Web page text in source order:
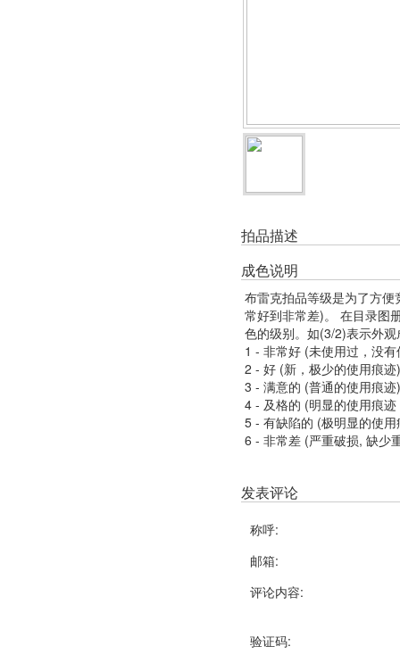
拍品描述
成色说明
布雷克拍品等级是为了方
常好到非常差)。 在目录图
色的级别。如(3/2)表示外
1 - 非常好 (未使用过，没
2 - 好 (新，极少的使用痕迹)
3 - 满意的 (普通的使用痕迹)
4 - 及格的 (明显的使用痕
5 - 有缺陷的 (极明显的使
6 - 非常差 (严重破损, 缺少
发表评论
称呼:
邮箱:
评论内容:
验证码: